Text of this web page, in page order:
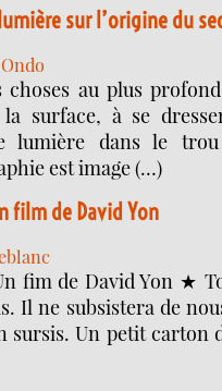
sur l’origine du
choses au plus
surface, à se
lumière dans le
est image (…)
film de David Yon
fim de David Yon ★
Il ne subsistera de
sursis. Un petit carton